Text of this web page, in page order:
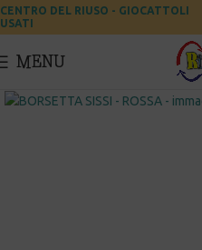
CENTRO DEL RIUSO - GIOCATTOLI
USATI
MENU